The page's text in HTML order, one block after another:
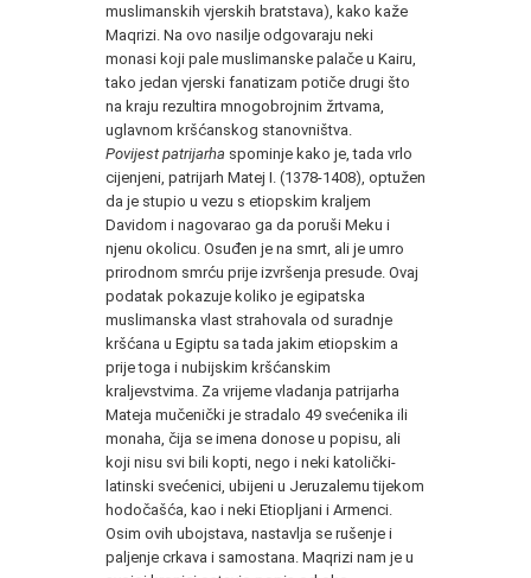
muslimanskih vjerskih bratstava), kako kaže
Maqrizi. Na ovo nasilje odgovaraju neki
monasi koji pale muslimanske palače u Kairu,
tako jedan vjerski fanatizam potiče drugi što
na kraju rezultira mnogobrojnim žrtvama,
uglavnom kršćanskog stanovništva.
Povijest patrijarha spominje kako je, tada vrlo
cijenjeni, patrijarh Matej I. (1378-1408), optužen
da je stupio u vezu s etiopskim kraljem
Davidom i nagovarao ga da poruši Meku i
njenu okolicu. Osuđen je na smrt, ali je umro
prirodnom smrću prije izvršenja presude. Ovaj
podatak pokazuje koliko je egipatska
muslimanska vlast strahovala od suradnje
kršćana u Egiptu sa tada jakim etiopskim a
prije toga i nubijskim kršćanskim
kraljevstvima. Za vrijeme vladanja patrijarha
Mateja mučenički je stradalo 49 svećenika ili
monaha, čija se imena donose u popisu, ali
koji nisu svi bili kopti, nego i neki katolički-
latinski svećenici, ubijeni u Jeruzalemu tijekom
hodočašća, kao i neki Etiopljani i Armenci.
Osim ovih ubojstava, nastavlja se rušenje i
paljenje crkava i samostana. Maqrizi nam je u